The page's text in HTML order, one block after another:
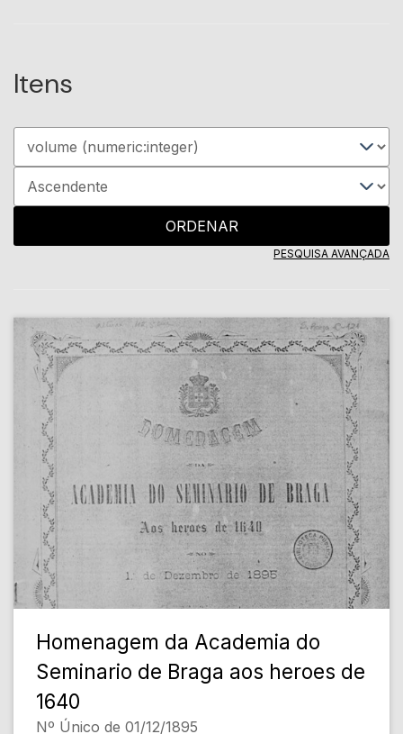
Itens
ORDENAR
PESQUISA AVANÇADA
Homenagem da Academia do
Seminario de Braga aos heroes de
1640
Nº Único de 01/12/1895